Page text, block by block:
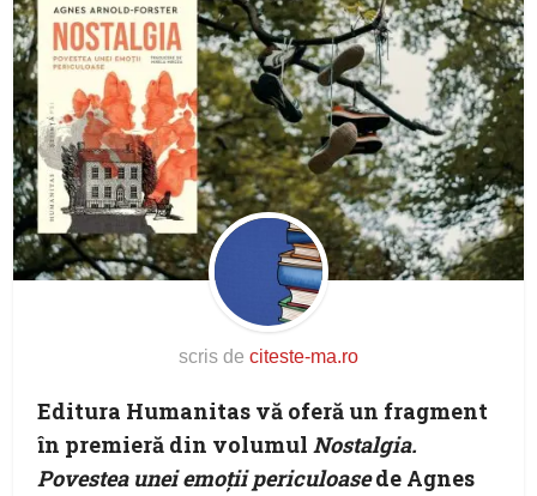
scris de citeste-ma.ro
Editura Humanitas vă oferă un fragment
în premieră din volumulNostalgia.
Povestea unei emoții periculoasede Agnes